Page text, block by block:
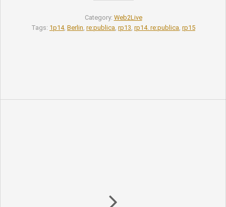
Category: Web2Live
Tags: 1p14, Berlin, re:publica, rp13, rp14. re:publica, rp15